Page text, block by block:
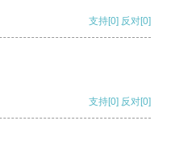
支持[0] 反对[0]
支持[0] 反对[0]